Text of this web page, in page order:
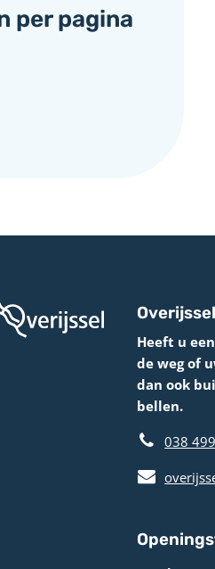
per pagina
Heeft u
de weg of
dan ook
bellen.
038